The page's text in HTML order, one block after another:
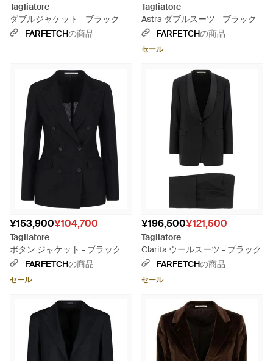
Tagliatore
ダブルジャケット - ブラック
FARFETCHの商品
Tagliatore
Astra ダブルスーツ - ブラック
FARFETCHの商品
セール
¥153,900¥104,700
Tagliatore
ボタン ジャケット - ブラック
FARFETCHの商品
セール
¥196,500¥121,500
Tagliatore
Clarita ウールスーツ - ブラック
FARFETCHの商品
セール